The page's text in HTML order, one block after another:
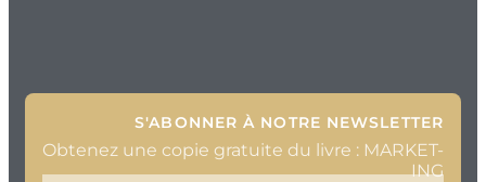
S'ABONNER À NOTRE NEWSLETTER
Obtenez une copie gratuite du livre : MARKET-
ING